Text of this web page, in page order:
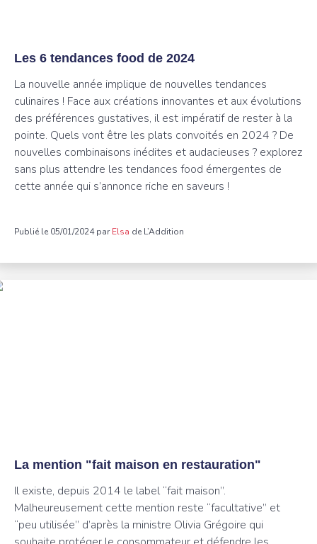
Les 6 tendances food de 2024
La nouvelle année implique de nouvelles tendances
culinaires ! Face aux créations innovantes et aux évolutions
des préférences gustatives, il est impératif de rester à la
pointe. Quels vont être les plats convoités en 2024 ? De
nouvelles combinaisons inédites et audacieuses ? explorez
sans plus attendre les tendances food émergentes de
cette année qui s’annonce riche en saveurs !
Publié le 05/01/2024 parElsa de L’Addition
La mention "fait maison en restauration"
Il existe, depuis 2014 le label “fait maison”.
Malheureusement cette mention reste “facultative” et
“peu utilisée” d’après la ministre Olivia Grégoire qui